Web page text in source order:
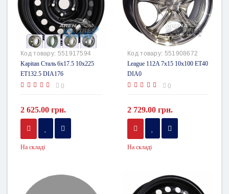
Код товару: 551917594
Kapitan Сталь 6x17.5 10x225
ET132.5 DIA176
0
2 625.00 грн.
На складі
Код товару: 551908672
League 112A 7x15 10x100 ET40
DIA0
0
2 729.00 грн.
На складі